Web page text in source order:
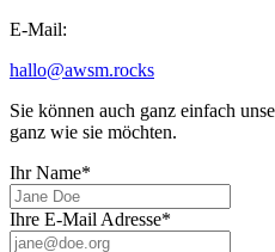
E-Mail:
hallo@awsm.rocks
Sie können auch ganz einfach
ganz wie sie möchten.
Ihr Name*
Ihre E-Mail Adresse*